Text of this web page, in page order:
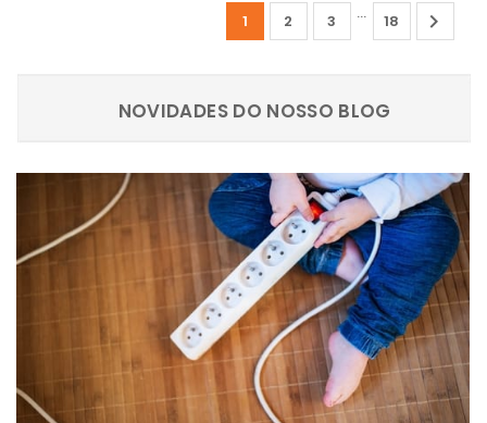
1 2 3 … 18 
NOVIDADES DO NOSSO BLOG